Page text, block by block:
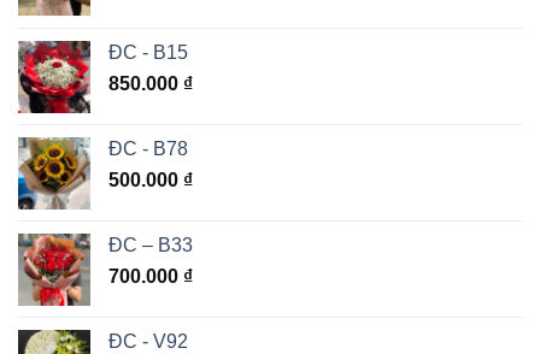
ĐC - B15
850.000 ₫
ĐC - B78
500.000 ₫
ĐC – B33
700.000 ₫
ĐC - V92